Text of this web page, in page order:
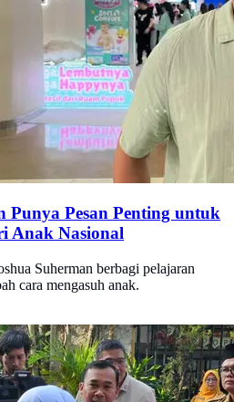
Punya Pesan Penting untuk
Anak Nasional
Suherman berbagi pelajaran
cara mengasuh anak.